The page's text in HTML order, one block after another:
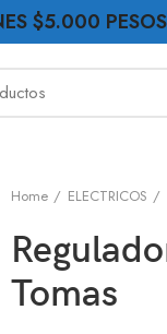
Home ELECTRICOS
Tomas
$5.000